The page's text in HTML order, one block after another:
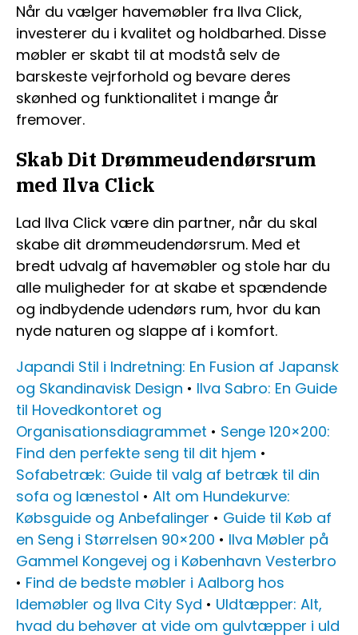
Når du vælger havemøbler fra Ilva Click,
investerer du i kvalitet og holdbarhed. Disse
møbler er skabt til at modstå selv de
barskeste vejrforhold og bevare deres
skønhed og funktionalitet i mange år
fremover.
Skab Dit Drømmeudendørsrum
med Ilva Click
Lad Ilva Click være din partner, når du skal
skabe dit drømmeudendørsrum. Med et
bredt udvalg af havemøbler og stole har du
alle muligheder for at skabe et spændende
og indbydende udendørs rum, hvor du kan
nyde naturen og slappe af i komfort.
Japandi Stil i Indretning: En Fusion af Japansk
og Skandinavisk Design • Ilva Sabro: En Guide
til Hovedkontoret og
Organisationsdiagrammet • Senge 120×200:
Find den perfekte seng til dit hjem •
Sofabetræk: Guide til valg af betræk til din
sofa og lænestol • Alt om Hundekurve:
Købsguide og Anbefalinger • Guide til Køb af
en Seng i Størrelsen 90×200 • Ilva Møbler på
Gammel Kongevej og i København Vesterbro
• Find de bedste møbler i Aalborg hos
Idemøbler og Ilva City Syd • Uldtæpper: Alt,
hvad du behøver at vide om gulvtæpper i uld